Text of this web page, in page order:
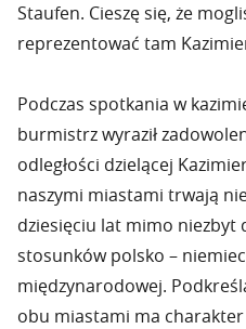
Staufen. Cieszę się, że
reprezentować tam
Podczas spotkania w
burmistrz wyraził
odległości dzielącej
naszymi miastami trwają
dziesięciu lat mimo niezbyt
stosunków polsko –
międzynarodowej.
obu miastami ma